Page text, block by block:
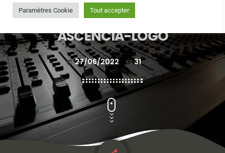
ASCENCIA-LOGO
today 27/06/2022 31
Paramètres Cookie Tout accepter